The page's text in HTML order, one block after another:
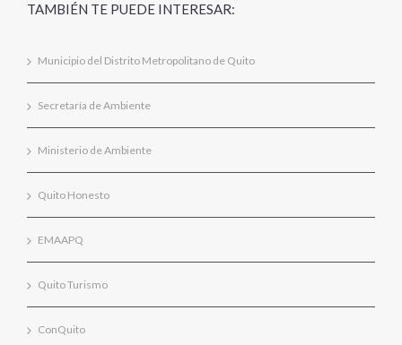
TAMBIÉN TE PUEDE INTERESAR:
Municipio del Distrito Metropolitano de Quito
Secretaría de Ambiente
Ministerio de Ambiente
Quito Honesto
EMAAPQ
Quito Turismo
ConQuito